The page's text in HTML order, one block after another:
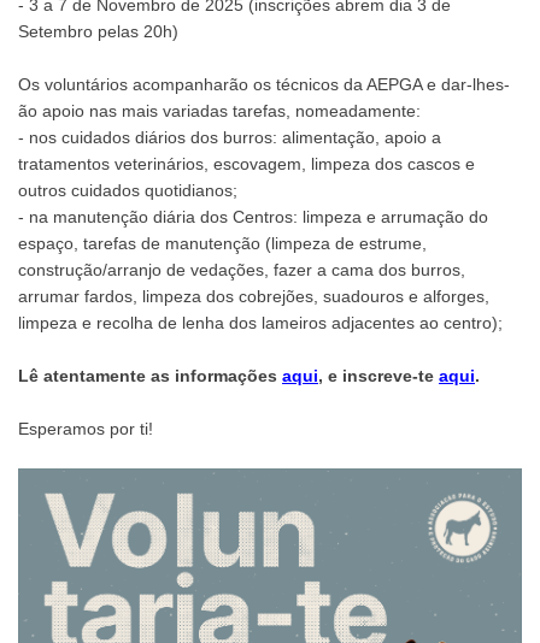
- 3 a 7 de Novembro de 2025 (inscrições abrem dia 3 de
Setembro pelas 20h)
Os voluntários acompanharão os técnicos da AEPGA e dar-lhes-
ão apoio nas mais variadas tarefas, nomeadamente:
- nos cuidados diários dos burros: alimentação, apoio a
tratamentos veterinários, escovagem, limpeza dos cascos e
outros cuidados quotidianos;
- na manutenção diária dos Centros: limpeza e arrumação do
espaço, tarefas de manutenção (limpeza de estrume,
construção/arranjo de vedações, fazer a cama dos burros,
arrumar fardos, limpeza dos cobrejões, suadouros e alforges,
limpeza e recolha de lenha dos lameiros adjacentes ao centro);
Lê atentamente as informações aqui, e inscreve-te aqui.
Esperamos por ti!